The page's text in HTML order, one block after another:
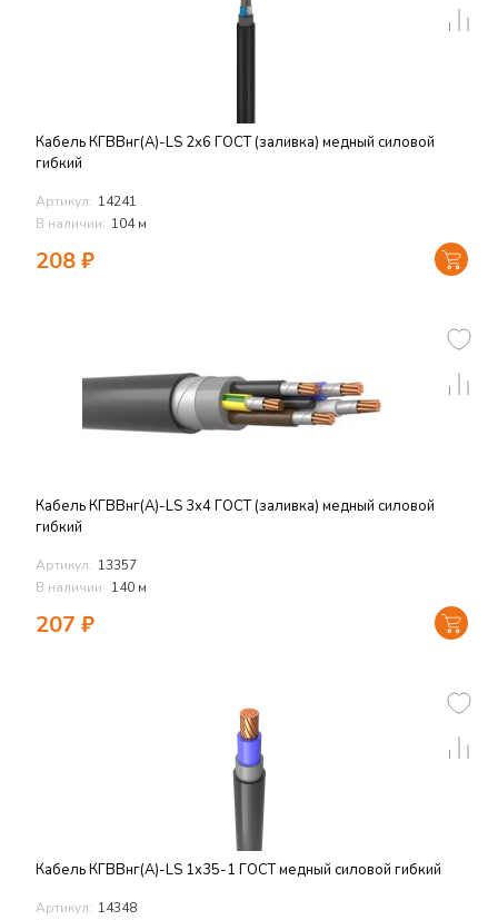
Кабель КГВВнг(А)-LS 2х6 ГОСТ (заливка) медный силовой
гибкий
Артикул: 14241
В наличии: 104 м
208₽
Кабель КГВВнг(А)-LS 3х4 ГОСТ (заливка) медный силовой
гибкий
Артикул: 13357
В наличии: 140 м
207 ₽
Кабель КГВВнг(А)-LS 1х35-1 ГОСТ медный силовой гибкий
Артикул: 14348